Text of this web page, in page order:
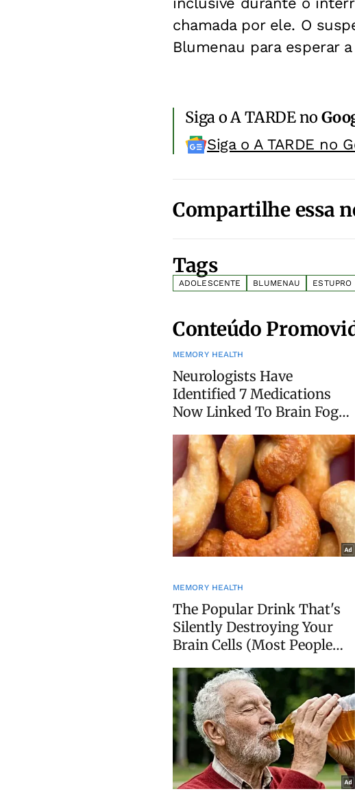
chamada por ele. O
Blumenau para esperar
Siga o A TARDE no
Siga o A TARDE no
Compartilhe essa
Tags
ADOLESCENTE BLUMENAU ESTUPRO